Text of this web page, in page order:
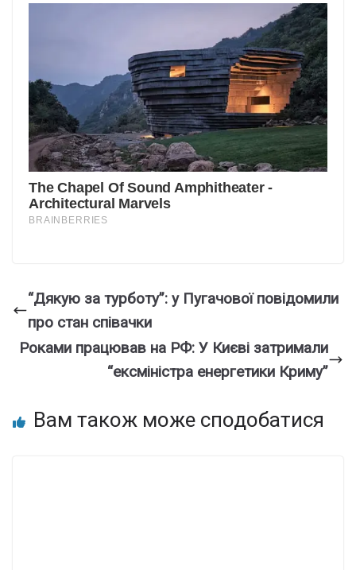
“Дякую за турботу”: у Пугачової повідомили
про стан співачки
Роками працював на РФ: У Києві затримали
“ексміністра енергетики Криму”
Вам також може сподобатися